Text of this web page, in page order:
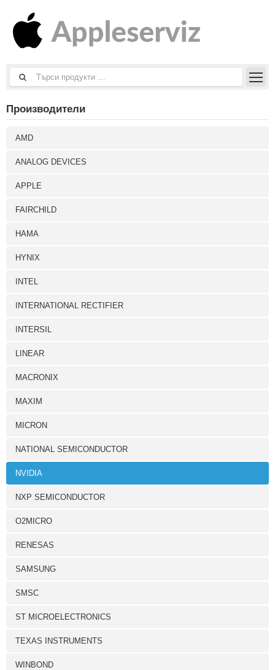
Производители
AMD
ANALOG DEVICES
APPLE
FAIRCHILD
HAMA
HYNIX
INTEL
INTERNATIONAL RECTIFIER
INTERSIL
LINEAR
MACRONIX
MAXIM
MICRON
NATIONAL SEMICONDUCTOR
NVIDIA
NXP SEMICONDUCTOR
O2MICRO
RENESAS
SAMSUNG
SMSC
ST MICROELECTRONICS
TEXAS INSTRUMENTS
WINBOND